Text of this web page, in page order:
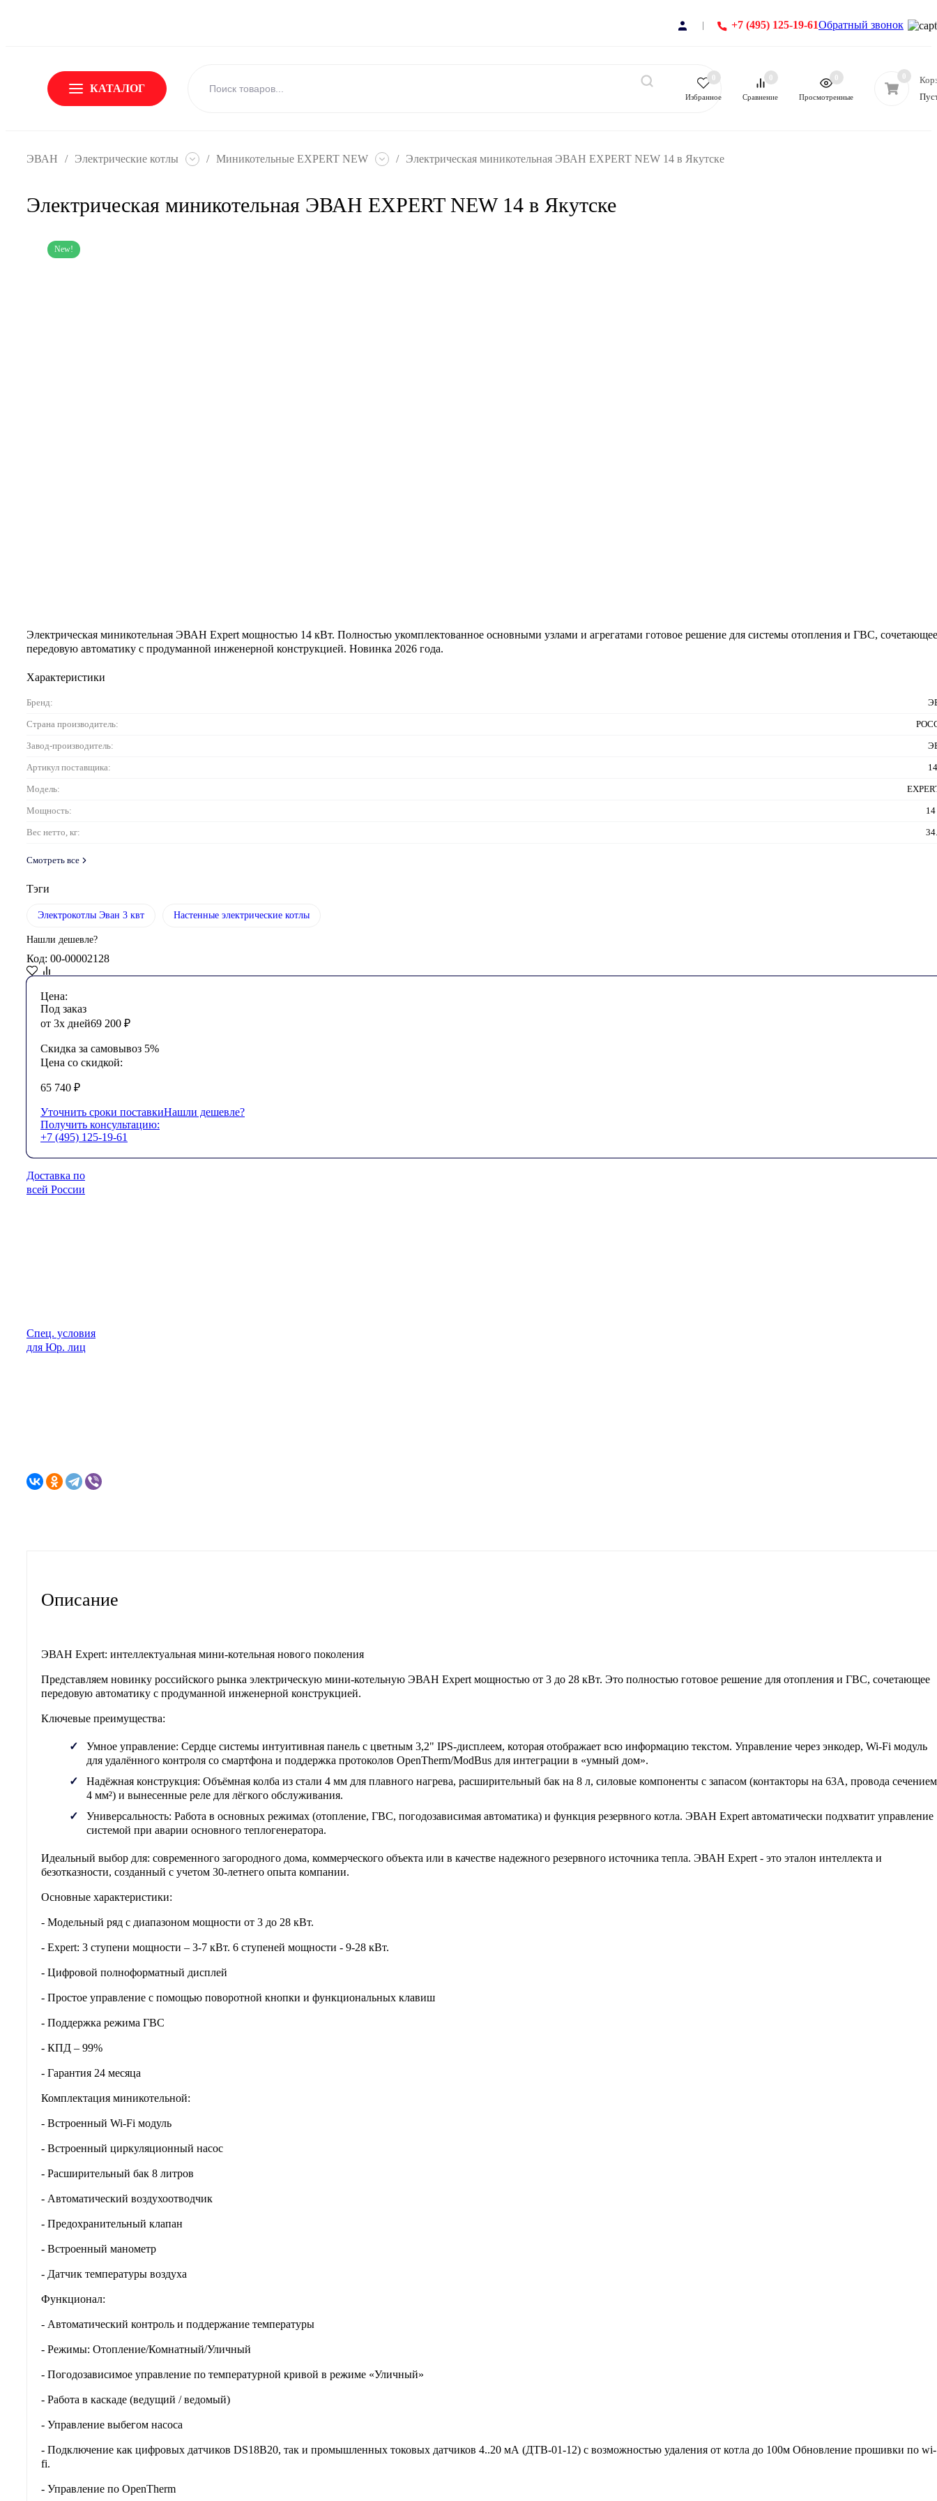
+7 (495) 125-19-61Обратный звонок
КАТАЛОГ
Избранное
0
Сравнение
0
Просмотренные
0 0
ЭВАН / Электрические котлы / Миникотельные EXPERT NEW / Электрическая миникотельная ЭВАН EXPERT NEW 14 в Якутске
Электрическая миникотельная ЭВАН EXPERT NEW 14 в Якутске
New!
Электрическая миникотельная ЭВАН Expert мощностью 14 кВт. Полностью укомплектованное основными узлами и агрегатами готовое решение для системы отопления и ГВС, сочетающее
передовую автоматику с продуманной инженерной конструкцией. Новинка 2026 года.
Характеристики
Бренд:
Страна производитель:
Завод-производитель:
Артикул поставщика:
Модель:
Мощность:
Вес нетто, кг:
Смотреть все
Тэги
Электрокотлы Эван 3 квт Настенные электрические котлы
Нашли дешевле?
Код: 00-00002128
Цена:
Под заказ
от 3х дней69 200 ₽
Скидка за самовывоз 5%
Цена со скидкой:
65 740 ₽
Уточнить сроки поставкиНашли дешевле?
Получить консультацию:
+7 (495) 125-19-61
Доставка по
всей России
Спец. условия
для Юр. лиц
Описание
ЭВАН Expert: интеллектуальная мини-котельная нового поколения
Представляем новинку российского рынка электрическую мини-котельную ЭВАН Expert мощностью от 3 до 28 кВт. Это полностью готовое решение для отопления и ГВС, сочетающее
передовую автоматику с продуманной инженерной конструкцией.
Ключевые преимущества:
Умное управление: Сердце системы интуитивная панель с цветным 3,2" IPS-дисплеем, которая отображает всю информацию текстом. Управление через энкодер, Wi-Fi модуль
для удалённого контроля со смартфона и поддержка протоколов OpenTherm/ModBus для интеграции в «умный дом».
Надёжная конструкция: Объёмная колба из стали 4 мм для плавного нагрева, расширительный бак на 8 л, силовые компоненты с запасом (контакторы на 63А, провода сечением
4 мм²) и вынесенные реле для лёгкого обслуживания.
Универсальность: Работа в основных режимах (отопление, ГВС, погодозависимая автоматика) и функция резервного котла. ЭВАН Expert автоматически подхватит управление
системой при аварии основного теплогенератора.
Идеальный выбор для: современного загородного дома, коммерческого объекта или в качестве надежного резервного источника тепла. ЭВАН Expert - это эталон интеллекта и
безотказности, созданный с учетом 30-летнего опыта компании.
Основные характеристики:
- Модельный ряд с диапазоном мощности от 3 до 28 кВт.
- Expert: 3 ступени мощности – 3-7 кВт. 6 ступеней мощности - 9-28 кВт.
- Цифровой полноформатный дисплей
- Простое управление с помощью поворотной кнопки и функциональных клавиш
- Поддержка режима ГВС
- КПД – 99%
- Гарантия 24 месяца
Комплектация миникотельной:
- Встроенный Wi-Fi модуль
- Встроенный циркуляционный насос
- Расширительный бак 8 литров
- Автоматический воздухоотводчик
- Предохранительный клапан
- Встроенный манометр
- Датчик температуры воздуха
Функционал:
- Автоматический контроль и поддержание температуры
- Режимы: Отопление/Комнатный/Уличный
- Погодозависимое управление по температурной кривой в режиме «Уличный»
- Работа в каскаде (ведущий / ведомый)
- Управление выбегом насоса
- Подключение как цифровых датчиков DS18B20, так и промышленных токовых датчиков 4..20 мА (ДТВ-01-12) с возможностью удаления от котла до 100м Обновление прошивки по wi-
fi.
- Управление по OpenTherm